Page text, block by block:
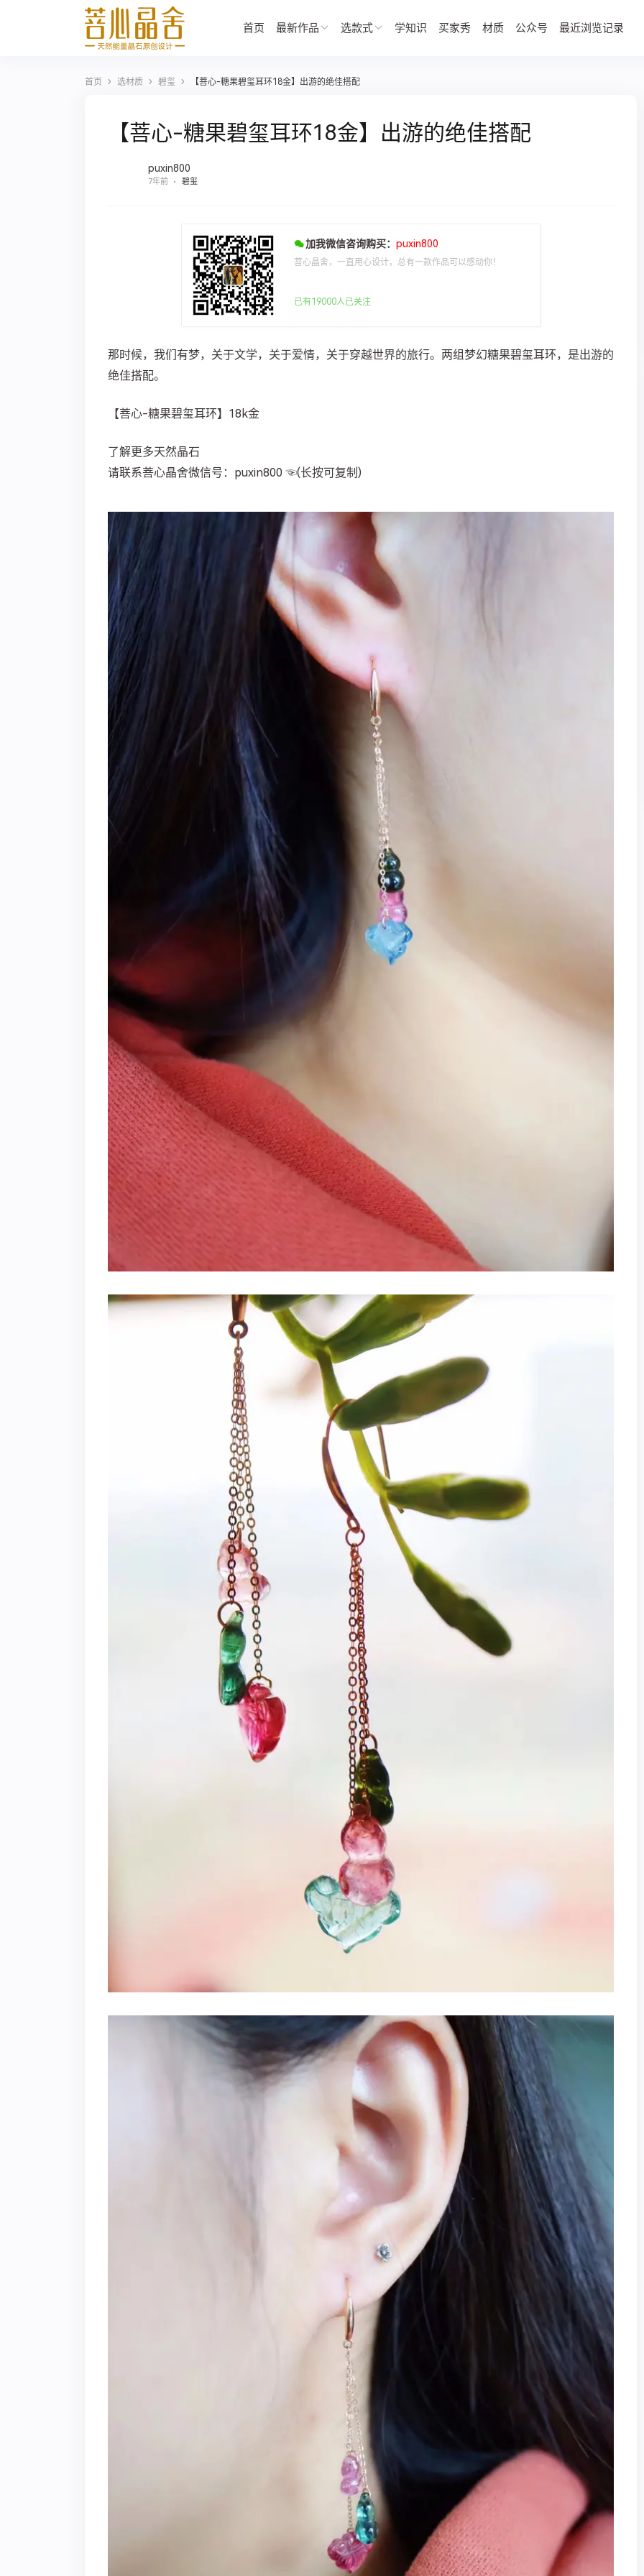
首页 最新作品 选款式 学知识 买家秀 材质 公众号 最近浏览记录
首页 › 选材质 › 碧玺 › 【菩心-糖果碧玺耳环18金】出游的绝佳搭配
【菩心-糖果碧玺耳环18金】出游的绝佳搭配
puxin800
7年前 碧玺
加我微信咨询购买： puxin800
菩心晶舍，一直用心设计，总有一款作品可以感动你！
已有19000人已关注
那时候，我们有梦，关于文学，关于爱情，关于穿越世界的旅行。两组梦幻糖果碧玺耳环，是出游的
绝佳搭配。
【菩心-糖果碧玺耳环】18k金
了解更多天然晶石
请联系菩心晶舍微信号：puxin800 ☜(长按可复制)